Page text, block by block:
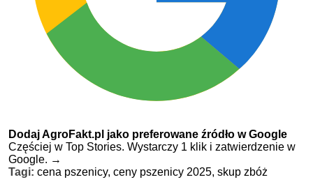
Dodaj AgroFakt.pl jako preferowane źródło w Google
Częściej w Top Stories. Wystarczy 1 klik i zatwierdzenie w
Google. →
Tagi: cena pszenicy, ceny pszenicy 2025, skup zbóż